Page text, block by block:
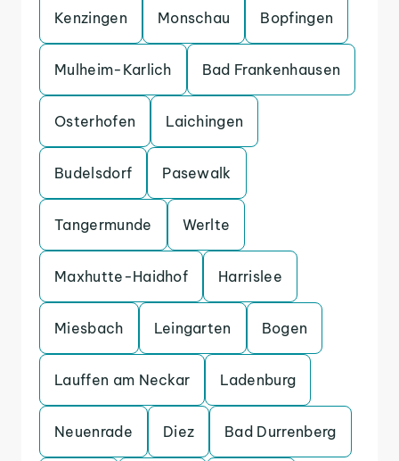
Kenzingen Monschau Bopfingen
Mulheim-Karlich Bad Frankenhausen
Osterhofen Laichingen
Budelsdorf Pasewalk
Tangermunde Werlte
Maxhutte-Haidhof Harrislee
Miesbach Leingarten Bogen
Lauffen am Neckar Ladenburg
Neuenrade Diez Bad Durrenberg